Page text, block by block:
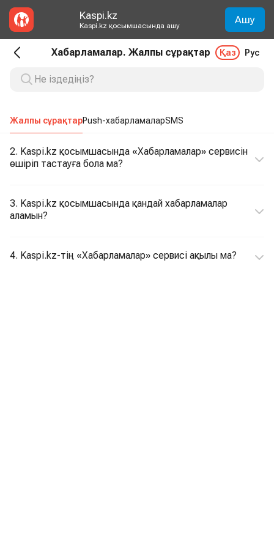
Kaspi.kz
Kaspi.kz қосымшасында ашу Ашу
Хабарламалар. Жалпы сұрақтар Қаз Рус
Жалпы сұрақтарPush-хабарламаларSMS
2. Kaspi.kz қосымшасында «Хабарламалар» сервисін
өшіріп тастауға бола ма?
3. Kaspi.kz қосымшасында қандай хабарламалар
аламын?
4. Kaspi.kz-тің «Хабарламалар» сервисі ақылы ма?